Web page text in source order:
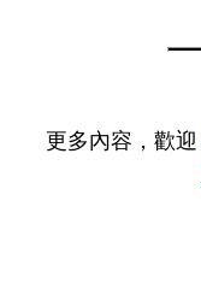
更多內容，歡迎